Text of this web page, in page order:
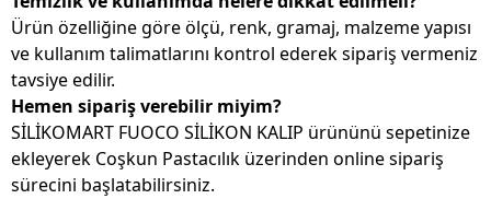
Ürün özelliğine göre ölçü, renk, gramaj, malzeme yapısı
ve kullanım talimatlarını kontrol ederek sipariş vermeniz
tavsiye edilir.
Hemen sipariş verebilir miyim?
SİLİKOMART FUOCO SİLİKON KALIP ürününü sepetinize
ekleyerek Coşkun Pastacılık üzerinden online sipariş
sürecini başlatabilirsiniz.